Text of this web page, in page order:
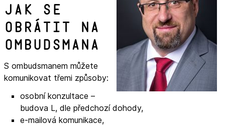
Jak se
obrátit na
ombudsmana
S ombudsmanem můžete
komunikovat třemi způsoby:
osobní konzultace –
budova L, dle předchozí dohody,
e-mailová komunikace,